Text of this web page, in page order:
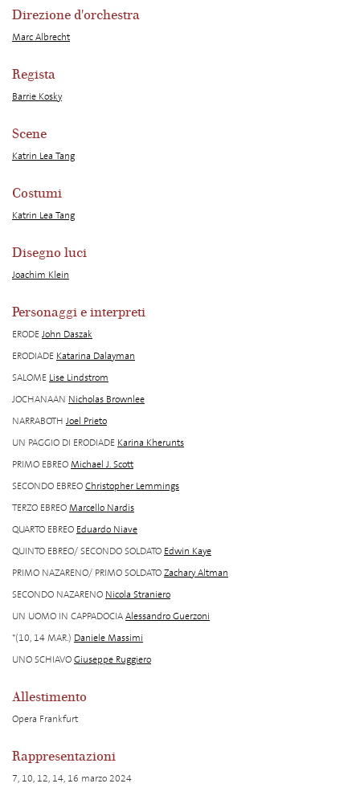
Direzione d'orchestra
Marc Albrecht
Regista
Barrie Kosky
Scene
Katrin Lea Tang
Costumi
Katrin Lea Tang
Disegno luci
Joachim Klein
Personaggi e interpreti
ERODEJohn Daszak
ERODIADE Katarina Dalayman
SALOME Lise Lindstrom
JOCHANAAN Nicholas Brownlee
NARRABOTH Joel Prieto
UN PAGGIO DI ERODIADE Karina Kherunts
PRIMO EBREOMichael J. Scott
SECONDO EBREOChristopher Lemmings
TERZO EBREOMarcello Nardis
QUARTO EBREO Eduardo Niave
QUINTO EBREO/ SECONDO SOLDATO Edwin Kaye
PRIMO NAZARENO/ PRIMO SOLDATOZachary Altman
SECONDO NAZARENO Nicola Straniero
UN UOMO IN CAPPADOCIAAlessandro Guerzoni
*(10, 14 MAR.) Daniele Massimi
UNO SCHIAVOGiuseppe Ruggiero
Allestimento
Opera Frankfurt
Rappresentazioni
7, 10, 12, 14, 16 marzo 2024